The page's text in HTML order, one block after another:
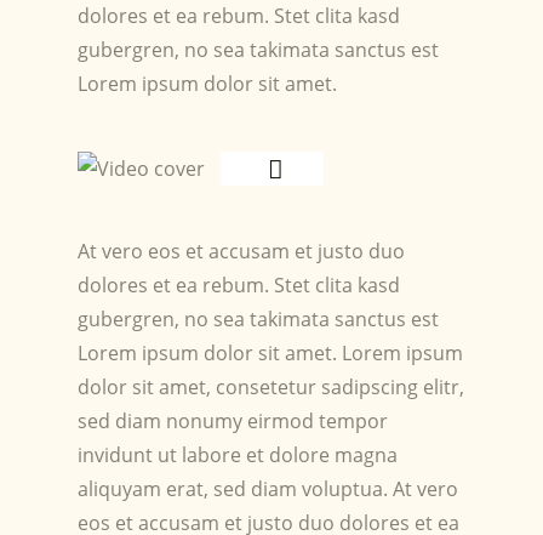
dolores et ea rebum. Stet clita kasd
gubergren, no sea takimata sanctus est
Lorem ipsum dolor sit amet.
At vero eos et accusam et justo duo
dolores et ea rebum. Stet clita kasd
gubergren, no sea takimata sanctus est
Lorem ipsum dolor sit amet. Lorem ipsum
dolor sit amet, consetetur sadipscing elitr,
sed diam nonumy eirmod tempor
invidunt ut labore et dolore magna
aliquyam erat, sed diam voluptua. At vero
eos et accusam et justo duo dolores et ea